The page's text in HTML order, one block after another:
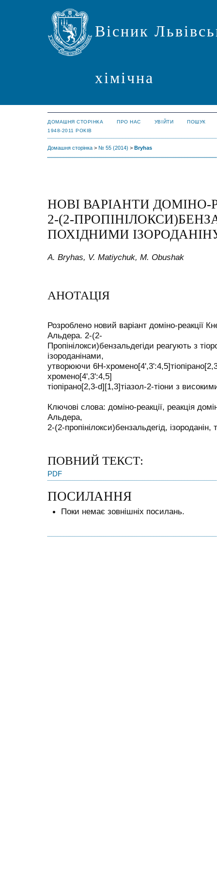
Вісник
хімічна
ДОМАШНЯ СТОРІНКА ПРО НАС УВІЙТИ
ПОШУК
1948-2011 РОКІВ
Домашня сторінка > № 55 (2014) > Bryhas
НОВІ ВАРІАНТИ ДОМІНО-
2-(2-
ПОХІДНИМИ
A. Bryhas, V. Matiychuk, M. Obushak
АНОТАЦІЯ
Розроблено новий варіант доміно-реакції
Альдера. 2-(2-
Пропінілокси)бензальдегіди реагують з
ізороданінами,
утворюючи 6H-
хромено[4',3':4,5]
тіопірано[2,3-d][1,3]тіазол-2-тіони з
Ключові слова: доміно-реакції, реакція
Альдера,
2-(2-пропінілокси)бензальдегід, ізороданін,
ПОВНИЙ ТЕКСТ:
PDF
ПОСИЛАННЯ
Поки немає зовнішніх посилань.